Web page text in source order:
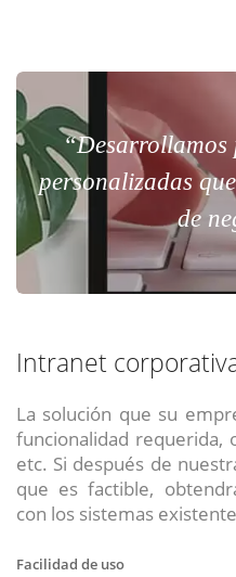
“Desarrollamos
personalizadas
de
Intranet
La solución que su
funcionalidad requerida,
etc. Si después de
que es factible,
con los sistemas
Facilidad de uso